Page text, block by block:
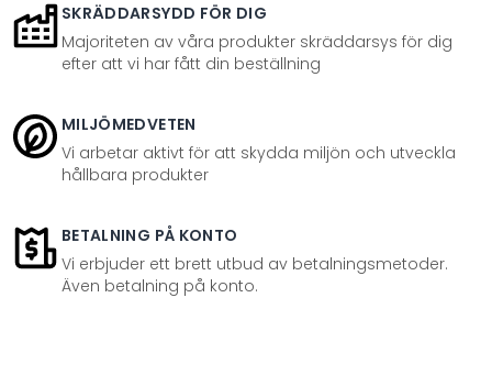
SKRÄDDARSYDD FÖR DIG
Majoriteten av våra produkter skräddarsys för dig
efter att vi har fått din beställning
MILJÖMEDVETEN
Vi arbetar aktivt för att skydda miljön och utveckla
hållbara produkter
BETALNING PÅ KONTO
Vi erbjuder ett brett utbud av betalningsmetoder.
Även betalning på konto.